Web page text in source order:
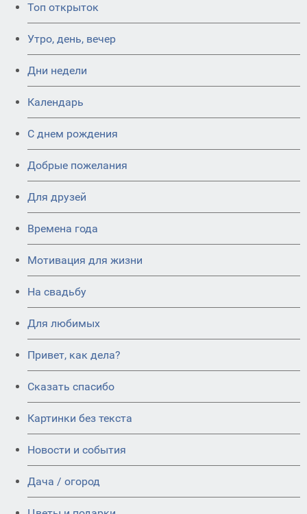
Топ открыток
Утро, день, вечер
Дни недели
Календарь
C днем рождения
Добрые пожелания
Для друзей
Времена года
Мотивация для жизни
На свадьбу
Для любимых
Привет, как дела?
Сказать спасибо
Картинки без текста
Новости и события
Дача / огород